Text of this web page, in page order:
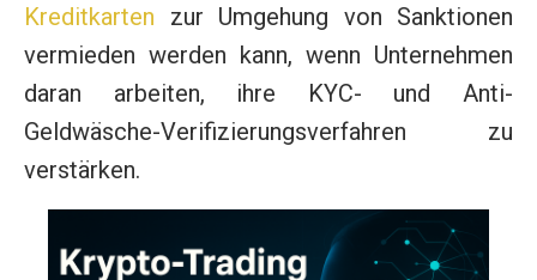
Kreditkarten zur Umgehung von Sanktionen
vermieden werden kann, wenn Unternehmen
daran arbeiten, ihre KYC- und Anti-
Geldwäsche-Verifizierungsverfahren zu
verstärken.